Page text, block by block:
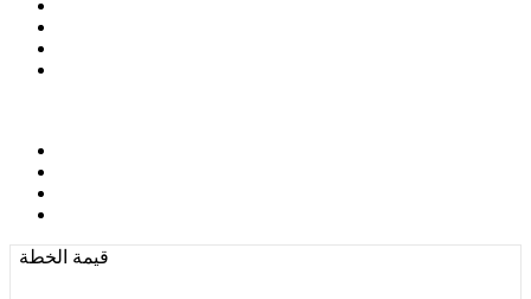
قيمة الخطة